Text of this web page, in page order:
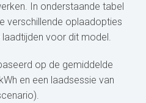
In onderstaande tabel
verschillende oplaadopties
voor dit model.
op de gemiddelde
en een laadsessie van